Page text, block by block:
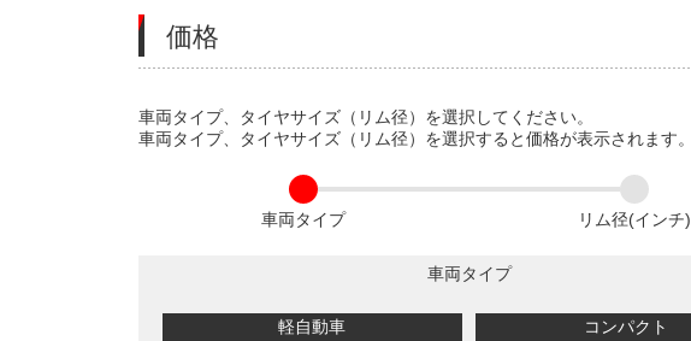
価格
VARIATIONS
車両タイプ、タイヤサイズ（リム径）を選択してください。
車両タイプ、タイヤサイズ（リム径）を選択すると価格が表示されます。
車両タイプ リム径(インチ)
車両タイプ
軽自動車 コンパクト